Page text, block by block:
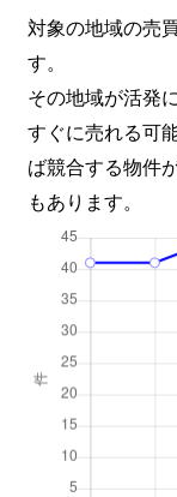
対象の地域の売
す。
その地域が活発
すぐに売れる可
ば競合する物件
もあります。